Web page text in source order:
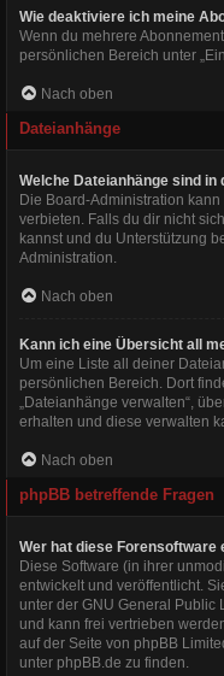
Wie deaktiviere ich meine
Wenn du mehrere
persönlichen Bereich unter
Nach oben
Dateianhänge
Welche Dateianhänge sind
Die Board-Administration
verbieten. Falls du dir nicht
kannst und du Unterstützung
Administration.
Nach oben
Kann ich eine Übersicht all
Um eine Liste all deiner
persönlichen Bereich. Dort
„Dateianhänge verwalten“,
erhalten und diese verwalten
Nach oben
phpBB betreffende Fragen
Wer hat diese Forensoftware
Diese Software (in ihrer
entwickelt und veröffentlicht.
unter der GNU General Public
und kann frei vertrieben
auf der Seite von phpBB
unter phpBB.de zu finden.